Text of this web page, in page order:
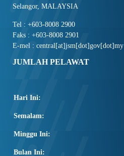
Selangor, MALAYSIA
Tel : +603-8008 2900
Faks : +603-8008 2901
E-mel : central[at]jsm[dot]gov[dot]my
JUMLAH PELAWAT
Hari Ini:
Semalam:
Minggu Ini:
Bulan Ini: